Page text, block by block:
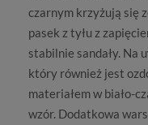
czarnym krzyżują się
pasek z tyłu z
stabilnie sandały. Na
który również jest
materiałem w biało-
wzór. Dodatkowa